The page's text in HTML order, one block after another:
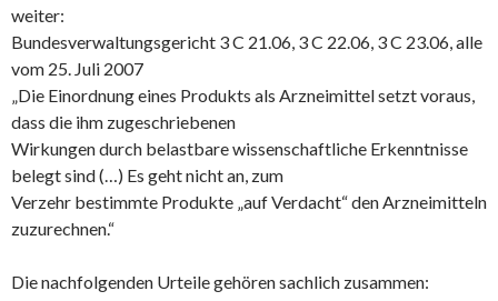
weiter:
Bundesverwaltungsgericht 3 C 21.06, 3 C 22.06, 3 C 23.06, alle
vom 25. Juli 2007
„Die Einordnung eines Produkts als Arzneimittel setzt voraus,
dass die ihm zugeschriebenen
Wirkungen durch belastbare wissenschaftliche Erkenntnisse
belegt sind (…) Es geht nicht an, zum
Verzehr bestimmte Produkte „auf Verdacht“ den Arzneimitteln
zuzurechnen.“
Die nachfolgenden Urteile gehören sachlich zusammen: